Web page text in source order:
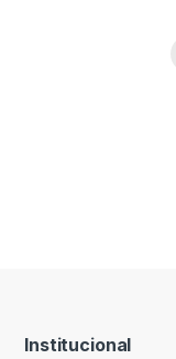
Institucional